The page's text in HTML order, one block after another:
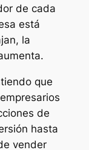
de cada
está
la
que
de
hasta
vender